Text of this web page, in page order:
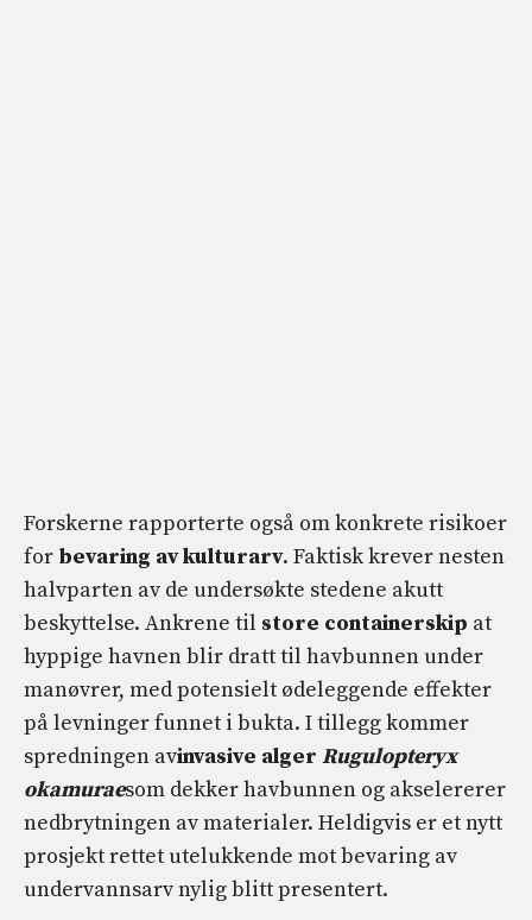
Forskerne rapporterte også om konkrete risikoer
for bevaring av kulturarv. Faktisk krever nesten
halvparten av de undersøkte stedene akutt
beskyttelse. Ankrene til store containerskip at
hyppige havnen blir dratt til havbunnen under
manøvrer, med potensielt ødeleggende effekter
på levninger funnet i bukta. I tillegg kommer
spredningen avinvasive alger Rugulopteryx
okamuraesom dekker havbunnen og akselererer
nedbrytningen av materialer. Heldigvis er et nytt
prosjekt rettet utelukkende mot bevaring av
undervannsarv nylig blitt presentert.